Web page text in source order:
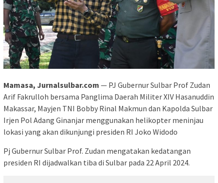
Mamasa, Jurnalsulbar.com — PJ Gubernur Sulbar Prof Zudan
Arif Fakrulloh bersama Panglima Daerah Militer XIV Hasanuddin
Makassar, Mayjen TNI Bobby Rinal Makmun dan Kapolda Sulbar
Irjen Pol Adang Ginanjar menggunakan helikopter meninjau
lokasi yang akan dikunjungi presiden RI Joko Widodo
Pj Gubernur Sulbar Prof. Zudan mengatakan kedatangan
presiden RI dijadwalkan tiba di Sulbar pada 22 April 2024.